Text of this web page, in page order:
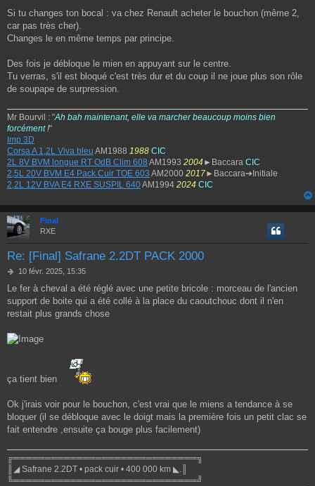
Si tu changes ton bocal : va chez Renault acheter le bouchon (même 2,
car pas très cher).
Changes le en même temps par principe.
Des fois je débloque le mien en appuyant sur le centre.
Tu verras, s'il est bloqué c'est très dur et du coup il ne joue plus son rôle
de soupape de surpression.
Mr Bourvil : "Ah bah maintenant, elle va marcher beaucoup moins bien
forcément !"
Imp 3D
Corsa A 1,2L Viva bleu AM1988 1988 CIC
2L 8V BVM longue RT OdB Clim 608 AM1993 2004 ►Baccara CIC
2,5L 20V BVM E4 Pack Cuir TOE 603 AM2000 2017►Baccara➔Initiale
2,2L 12V BVA E4 RXE SUSPIL 640AM1994 2024 CIC
Final
RXE
Re: [Final] Safrane 2.2DT PACK 2000
M
s
s
a
e
10 févr. 2025, 15:35
Le fer à cheval a été réglé avec une petite bricole : morceau de l'ancien
support de boite qui a été collé à la place du caoutchouc dont il n'en
restait plus grands chose
ça tient bien
Ok j'irais voir pour le bouchon, c'est vrai que le miens a tendance à se
bloquer (il se débloque avec le doigt mais la première fois un petit clac se
fait entendre ,ensuite ça bouge plus facilement)
╔═════════════════════════════╗
║◢ Safrane 2.2DT • pack cuir • 400 000 km ◣.║
╚═════════════════════════════╝